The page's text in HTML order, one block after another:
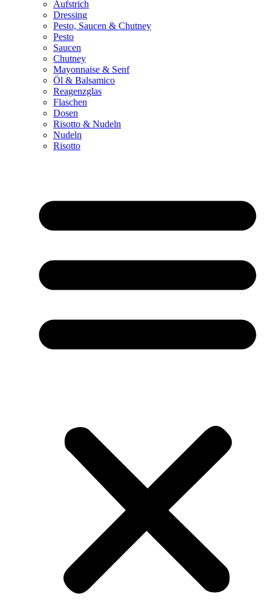
Aufstrich
Dressing
Pesto, Saucen & Chutney
Pesto
Saucen
Chutney
Mayonnaise & Senf
Öl & Balsamico
Reagenzglas
Flaschen
Dosen
Risotto & Nudeln
Nudeln
Risotto